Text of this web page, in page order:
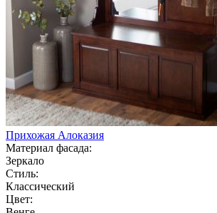
Прихожая Алоказия
Материал фасада:
Зеркало
Стиль:
Классический
Цвет: